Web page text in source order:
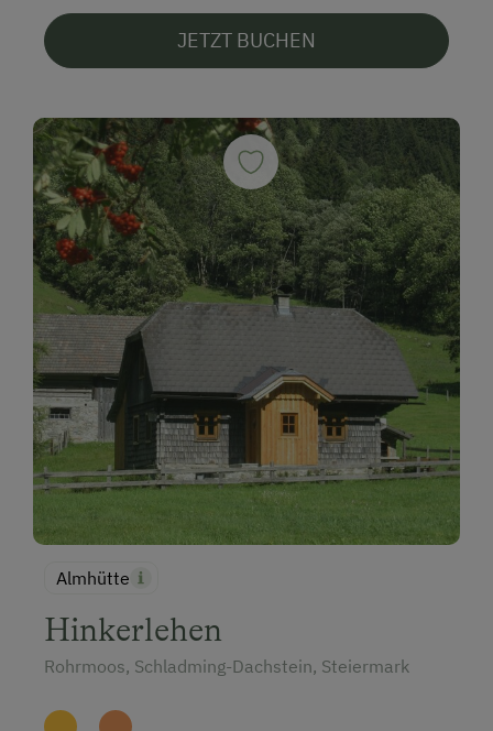
JETZT BUCHEN
Almhütte
Hinkerlehen
Rohrmoos, Schladming-Dachstein, Steiermark